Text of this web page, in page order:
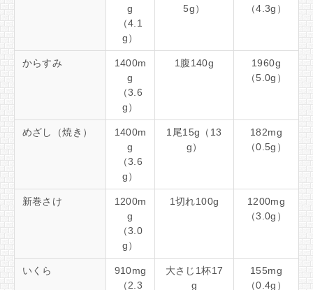
g
（4.1
g）
5g）
（4.3g）
からすみ
1400m
g
（3.6
g）
1腹140g
1960g
（5.0g）
めざし（焼き）
1400m
g
（3.6
g）
1尾15g（13
g）
182mg
（0.5g）
新巻さけ
1200m
g
（3.0
g）
1切れ100g
1200mg
（3.0g）
いくら
910mg
（2.3
大さじ1杯17
g
155mg
（0.4g）